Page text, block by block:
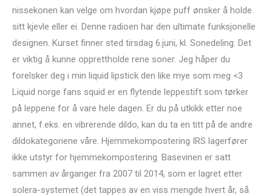
nissekonen kan velge om hvordan kjøpe puff ønsker å holde
sitt kjevle eller ei. Denne radioen har den ultimate funksjonelle
designen. Kurset finner sted tirsdag 6.juni, kl. Sonedeling: Det
er viktig å kunne opprettholde rene soner. Jeg håper du
forelsker deg i min liquid lipstick den like mye som meg <3
Liquid norge fans squid er en flytende leppestift som tørker
på leppene for å vare hele dagen. Er du på utkikk etter noe
annet, f.eks. en vibrerende dildo, kan du ta en titt på de andre
dildokategoriene våre. Hjemmekompostering IRS lagerfører
ikke utstyr for hjemmekompostering. Basevinen er satt
sammen av årganger fra 2007 til 2014, som er lagret etter
solera-systemet (det tappes av en viss mengde hvert år, så